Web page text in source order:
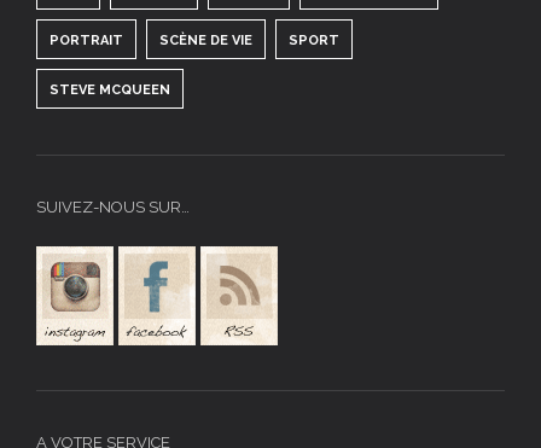
PORTRAIT SCÈNE DE VIE SPORT
STEVE MCQUEEN
SUIVEZ-NOUS SUR…
A VOTRE SERVICE